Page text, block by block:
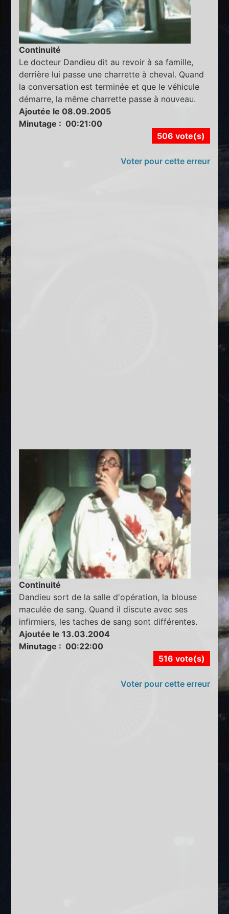
Continuité
Le docteur Dandieu dit au revoir à sa famille,
derrière lui passe une charrette à cheval. Quand
la conversation est terminée et que le véhicule
démarre, la même charrette passe à nouveau.
Ajoutée le 08.09.2005
Minutage : 00:21:00
506 vote(s)
Voter pour cette erreur
Continuité
Dandieu sort de la salle d'opération, la blouse
maculée de sang. Quand il discute avec ses
infirmiers, les taches de sang sont différentes.
Ajoutée le 13.03.2004
Minutage : 00:22:00
516 vote(s)
Voter pour cette erreur